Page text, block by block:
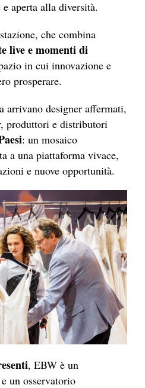
aperta alla diversità.
che combina
live e momenti di
in cui innovazione e
prosperare.
designer affermati,
produttori e distributori
: un mosaico
a una piattaforma vivace,
e nuove opportunità.
, EBW è un
un osservatorio